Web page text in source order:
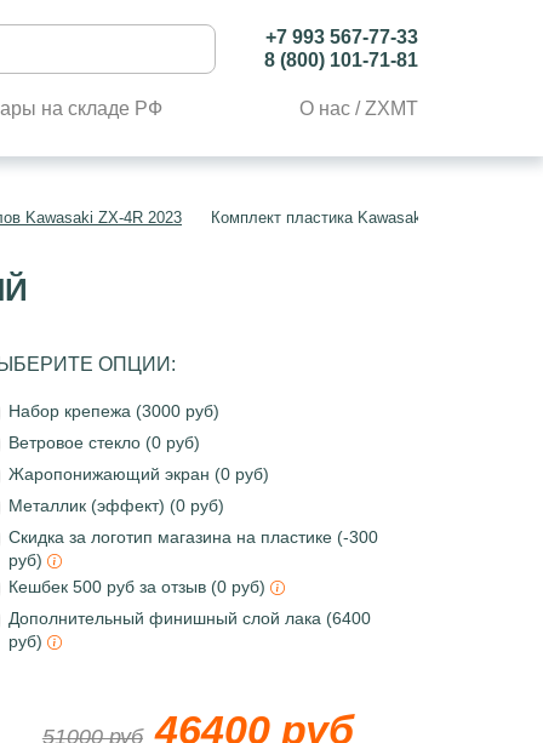
+7 993 567-77-33
8 (800) 101-71-81
на складе РФ О нас / ZXMT
Kawasaki ZX-4R 2023 Комплект пластика Kawasaki Ninja ZX-4R
ОПЦИИ:
Набор крепежа (3000 руб)
Ветровое стекло (0 руб)
Жаропонижающий экран (0 руб)
Металлик (эффект) (0 руб)
Скидка за логотип магазина на пластике (-300
руб)
Кешбек 500 руб за отзыв (0 руб)
Дополнительный финишный слой лака (6400
руб)
51000 руб 46400 руб